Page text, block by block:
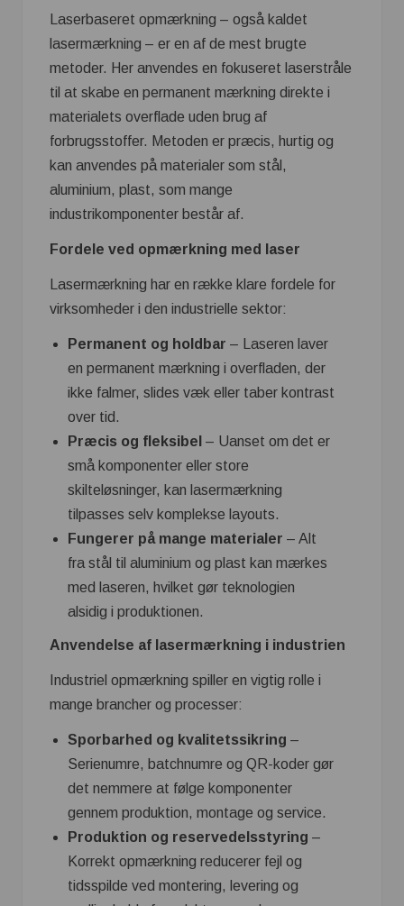
Laserbaseret opmærkning – også kaldet
lasermærkning – er en af de mest brugte
metoder. Her anvendes en fokuseret laserstråle
til at skabe en permanent mærkning direkte i
materialets overflade uden brug af
forbrugsstoffer. Metoden er præcis, hurtig og
kan anvendes på materialer som stål,
aluminium, plast, som mange
industrikomponenter består af.
Fordele ved opmærkning med laser
Lasermærkning har en række klare fordele for
virksomheder i den industrielle sektor:
Permanent og holdbar – Laseren laver
en permanent mærkning i overfladen, der
ikke falmer, slides væk eller taber kontrast
over tid.
Præcis og fleksibel – Uanset om det er
små komponenter eller store
skilteløsninger, kan lasermærkning
tilpasses selv komplekse layouts.
Fungerer på mange materialer – Alt
fra stål til aluminium og plast kan mærkes
med laseren, hvilket gør teknologien
alsidig i produktionen.
Anvendelse af lasermærkning i industrien
Industriel opmærkning spiller en vigtig rolle i
mange brancher og processer:
Sporbarhed og kvalitetssikring –
Serienumre, batchnumre og QR-koder gør
det nemmere at følge komponenter
gennem produktion, montage og service.
Produktion og reservedelsstyring –
Korrekt opmærkning reducerer fejl og
tidsspilde ved montering, levering og